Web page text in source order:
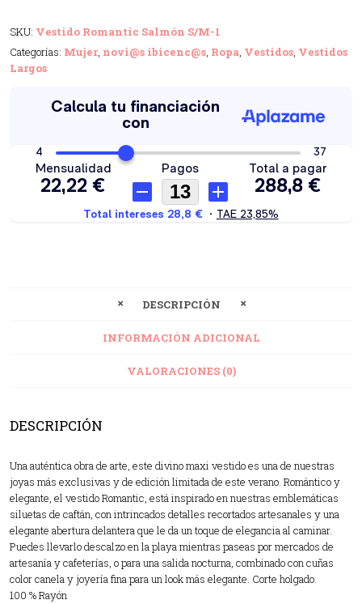
SKU: Vestido Romantic Salmón S/M-1
Categorías: Mujer, novi@s ibicenc@s, Ropa, Vestidos, Vestidos
Largos
DESCRIPCIÓN
INFORMACIÓN ADICIONAL
VALORACIONES (0)
DESCRIPCIÓN
Una auténtica obra de arte, este divino maxi vestido es una de nuestras
joyas más exclusivas y de edición limitada de este verano. Romántico y
elegante, el vestido Romantic, está inspirado en nuestras emblemáticas
siluetas de caftán, con intrincados detalles recortados artesanales y una
elegante abertura delantera que le da un toque de elegancia al caminar.
Puedes llevarlo descalzo en la playa mientras paseas por mercados de
artesanía y cafeterías, o para una salida nocturna, combinado con cuñas
color canela y joyería fina para un look más elegante. Corte holgado.
100 % Rayón